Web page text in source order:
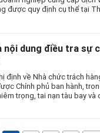
được quy định cụ thể tại
nội dung điều tra sự
định về Nhà chức trách
Chính phủ ban hành,
trọng, tai nạn tàu bay